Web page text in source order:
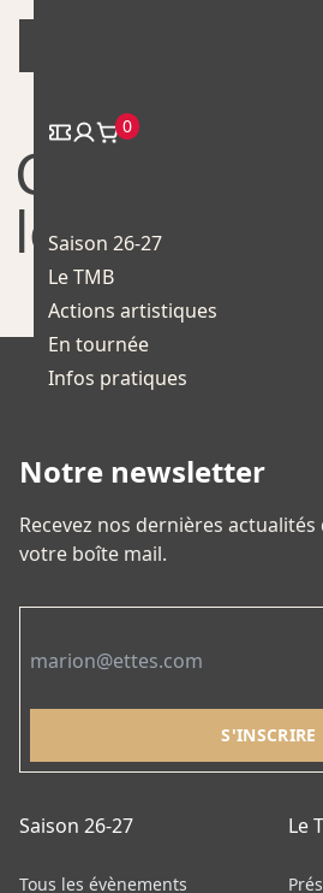
Skip
content
0
Saison 26-27
Le TMB
Actions artistiques
En tournée
Infos pratiques
Compagnie
les Mains
Notre newsletter
Recevez nos dernières
votre boîte mail.
Saison 26-27
Tous les évènements
Le